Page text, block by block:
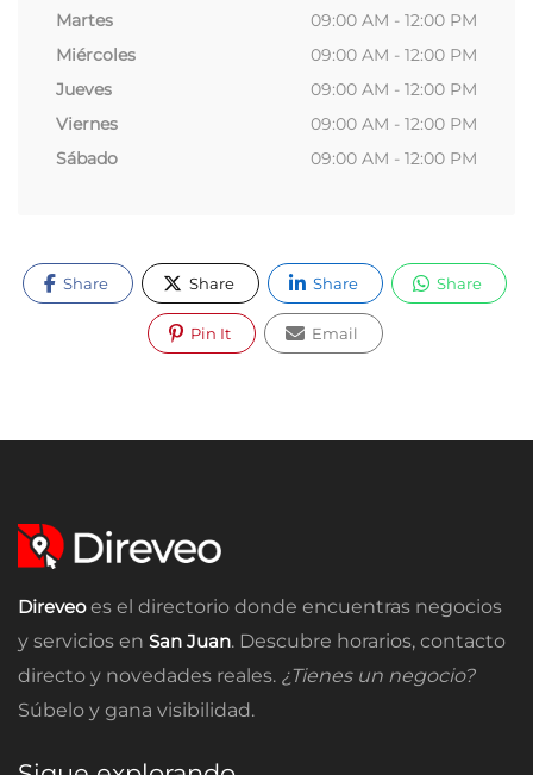
Martes
09:00 AM - 12:00 PM
Miércoles
09:00 AM - 12:00 PM
Jueves
09:00 AM - 12:00 PM
Viernes
09:00 AM - 12:00 PM
Sábado
09:00 AM - 12:00 PM
Share Share Share Share
Pin It Email
Direveoes el directorio donde encuentras negocios
y servicios en San Juan. Descubre horarios, contacto
directo y novedades reales. ¿Tienes un negocio?
Súbelo y gana visibilidad.